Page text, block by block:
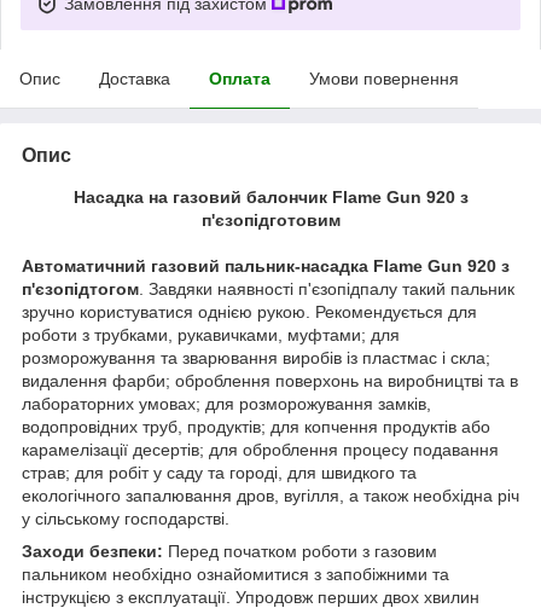
Опис Доставка Оплата Умови повернення
Опис
Насадка на газовий балончик Flame Gun 920 з
п'єзопідготовим
Автоматичний газовий пальник-насадка Flame Gun 920 з
п'єзопідтогом . Завдяки наявності п'єзопідпалу такий пальник
зручно користуватися однією рукою. Рекомендується для
роботи з трубками, рукавичками, муфтами; для
розморожування та зварювання виробів із пластмас і скла;
видалення фарби; оброблення поверхонь на виробництві та в
лабораторних умовах; для розморожування замків,
водопровідних труб, продуктів; для копчення продуктів або
карамелізації десертів; для оброблення процесу подавання
страв; для робіт у саду та городі, для швидкого та
екологічного запалювання дров, вугілля, а також необхідна річ
у сільському господарстві.
Заходи безпеки: Перед початком роботи з газовим
пальником необхідно ознайомитися з запобіжними та
інструкцією з експлуатації. Упродовж перших двох хвилин